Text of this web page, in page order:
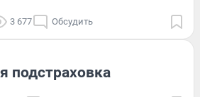
3 677 Обсудить
подстраховка